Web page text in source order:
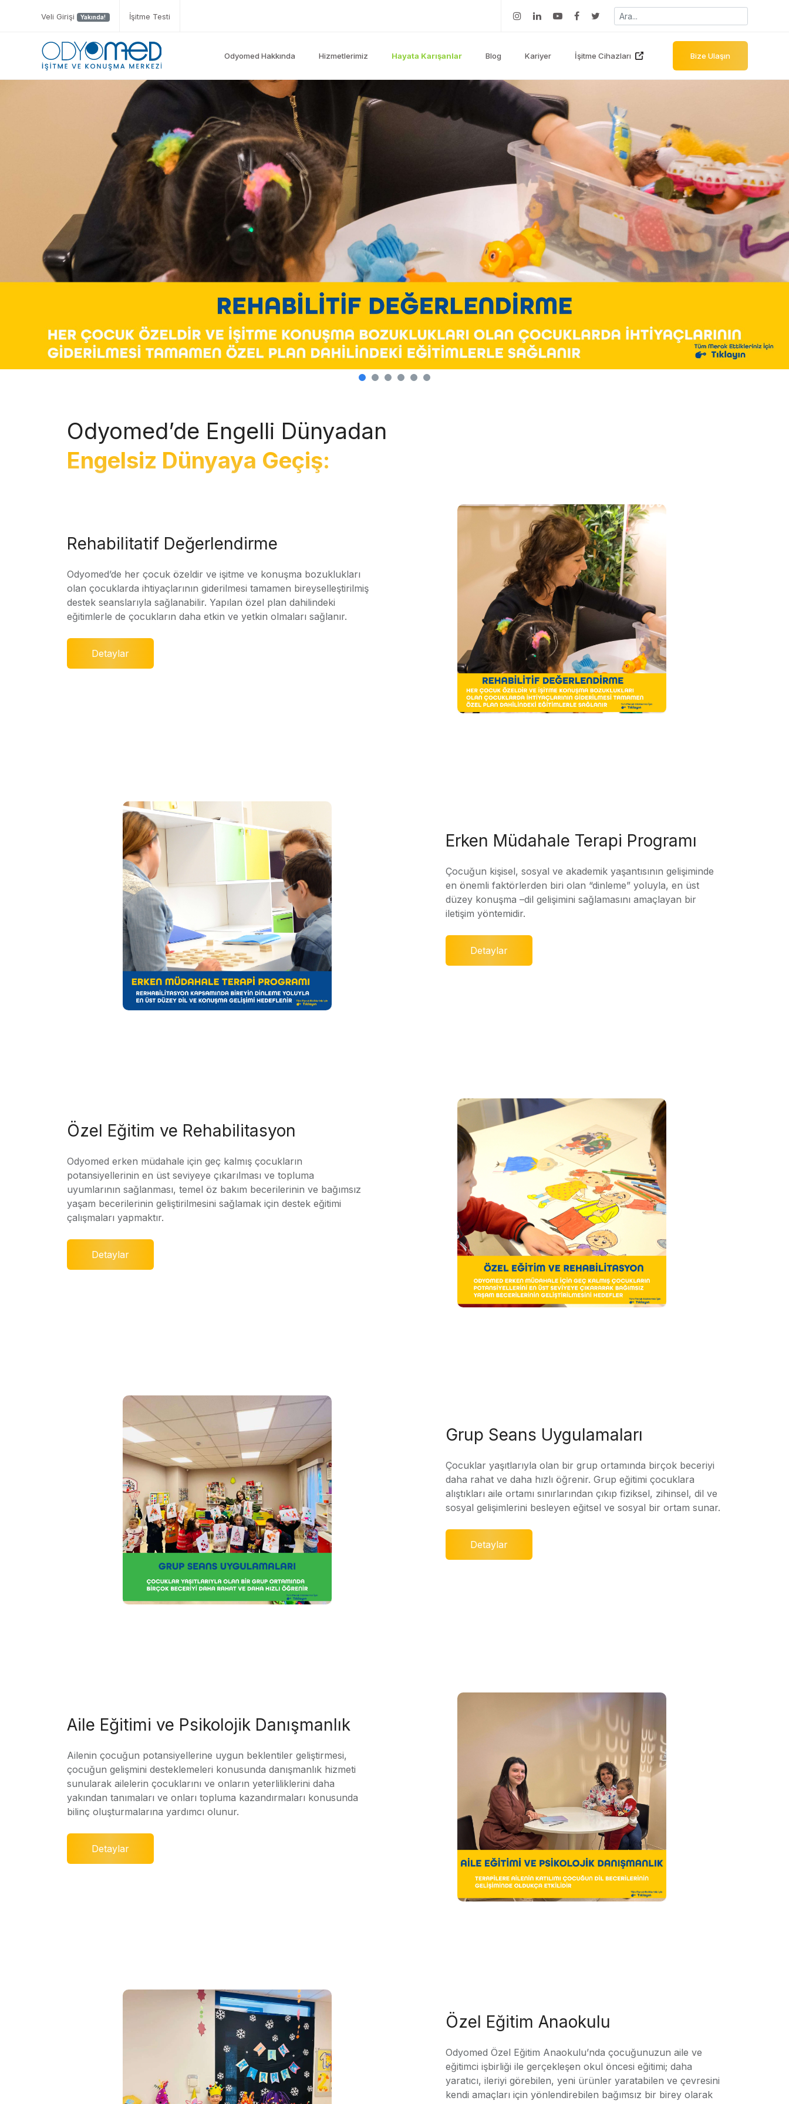
Veli Girişi Yakında! İşitme Testi
Odyomed Hakkında Hizmetlerimiz Hayata Karışanlar Blog Kariyer İşitme Cihazları Bize Ulaşın
Odyomed’de Engelli Dünyadan
Engelsiz Dünyaya Geçiş:
Rehabilitatif Değerlendirme
Odyomed’de her çocuk özeldir ve işitme ve konuşma bozuklukları
olan çocuklarda ihtiyaçlarının giderilmesi tamamen bireyselleştirilmiş
destek seanslarıyla sağlanabilir. Yapılan özel plan dahilindeki
eğitimlerle de çocukların daha etkin ve yetkin olmaları sağlanır.
Detaylar
Erken Müdahale Terapi Programı
Çocuğun kişisel, sosyal ve akademik yaşantısının gelişiminde
en önemli faktörlerden biri olan “dinleme” yoluyla, en üst
düzey konuşma –dil gelişimini sağlamasını amaçlayan bir
iletişim yöntemidir.
Detaylar
Özel Eğitim ve Rehabilitasyon
Odyomed erken müdahale için geç kalmış çocukların
potansiyellerinin en üst seviyeye çıkarılması ve topluma
uyumlarının sağlanması, temel öz bakım becerilerinin ve bağımsız
yaşam becerilerinin geliştirilmesini sağlamak için destek eğitimi
çalışmaları yapmaktır.
Detaylar
Grup Seans Uygulamaları
Çocuklar yaşıtlarıyla olan bir grup ortamında birçok beceriyi
daha rahat ve daha hızlı öğrenir. Grup eğitimi çocuklara
alıştıkları aile ortamı sınırlarından çıkıp fiziksel, zihinsel, dil ve
sosyal gelişimlerini besleyen eğitsel ve sosyal bir ortam sunar.
Detaylar
Aile Eğitimi ve Psikolojik Danışmanlık
Ailenin çocuğun potansiyellerine uygun beklentiler geliştirmesi,
çocuğun gelişmini desteklemeleri konusunda danışmanlık hizmeti
sunularak ailelerin çocuklarını ve onların yeterliliklerini daha
yakından tanımaları ve onları topluma kazandırmaları konusunda
bilinç oluşturmalarına yardımcı olunur.
Detaylar
Özel Eğitim Anaokulu
Odyomed Özel Eğitim Anaokulu’nda çocuğunuzun aile ve
eğitimci işbirliği ile gerçekleşen okul öncesi eğitimi; daha
yaratıcı, ileriyi görebilen, yeni ürünler yaratabilen ve çevresini
kendi amaçları için yönlendirebilen bağımsız bir birey olarak